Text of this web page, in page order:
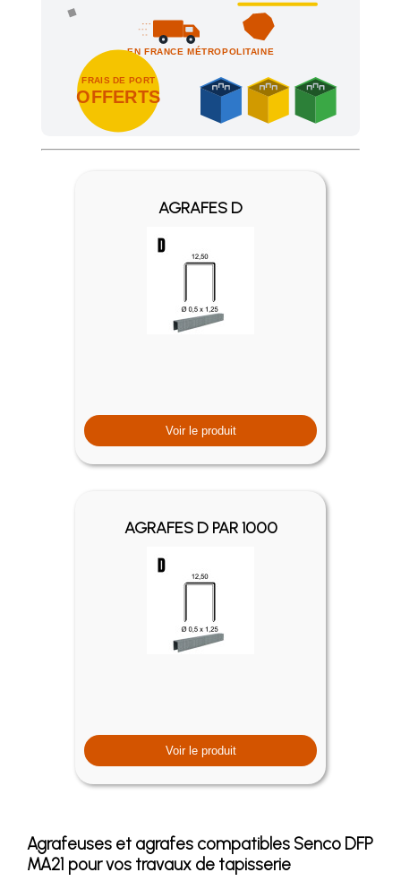
EN FRANCE MÉTROPOLITAINE
FRAIS DE PORT
OFFERTS
Achetez 4 sachets ou boîtes d'agrafes ou de pointes et
AGRAFES D
Voir le produit
AGRAFES D PAR 1000
Voir le produit
Agrafeuses et agrafes compatibles Senco DFP
MA21 pour vos travaux de tapisserie